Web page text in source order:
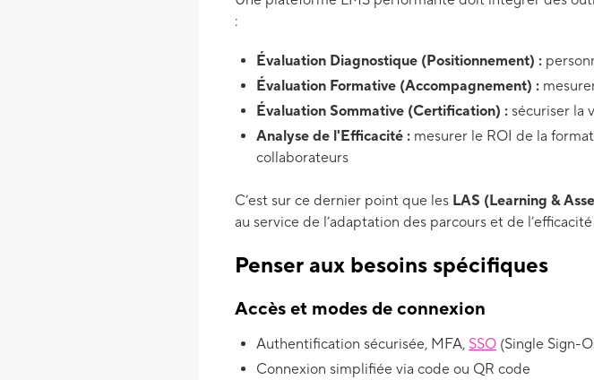
:
Évaluation Diagnostique (Positionnement) :
Évaluation Formative (Accompagnement) :
Évaluation Sommative (Certification) : sécuriser la
Analyse de l'Efficacité : mesurer le ROI de la
collaborateurs
C’est sur ce dernier point que les LAS (Learning &
au service de l’adaptation des parcours et de
Penser aux besoins spécifiques
Accès et modes de connexion
Authentification sécurisée, MFA, SSO (Single Sign-
Connexion simplifiée via code ou QR code